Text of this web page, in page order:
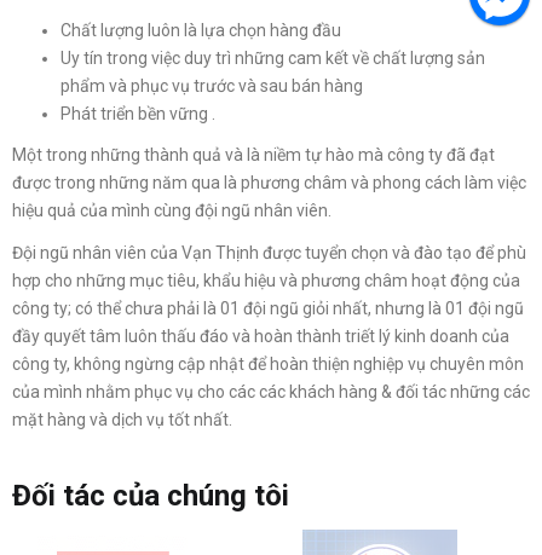
Chất lượng luôn là lựa chọn hàng đầu
Uy tín trong việc duy trì những cam kết về chất lượng sản
phẩm và phục vụ trước và sau bán hàng
Phát triển bền vững .
Một trong những thành quả và là niềm tự hào mà công ty đã đạt
được trong những năm qua là phương châm và phong cách làm việc
hiệu quả của mình cùng đội ngũ nhân viên.
Đội ngũ nhân viên của Vạn Thịnh được tuyển chọn và đào tạo để phù
hợp cho những mục tiêu, khẩu hiệu và phương châm hoạt động của
công ty; có thể chưa phải là 01 đội ngũ giỏi nhất, nhưng là 01 đội ngũ
đầy quyết tâm luôn thấu đáo và hoàn thành triết lý kinh doanh của
công ty, không ngừng cập nhật để hoàn thiện nghiệp vụ chuyên môn
của mình nhằm phục vụ cho các các khách hàng & đối tác những các
mặt hàng và dịch vụ tốt nhất.
Đối tác của chúng tôi